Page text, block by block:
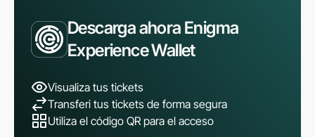
Descarga ahora Enigma
Experience Wallet
Visualiza tus tickets
Transferi tus tickets de forma segura
Utiliza el código QR para el acceso